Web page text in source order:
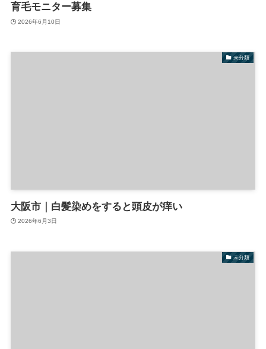
育毛モニター募集
2026年6月10日
未分類
大阪市｜白髪染めをすると頭皮が痒い
2026年6月3日
未分類